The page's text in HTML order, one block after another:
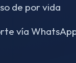
de por vida
vía